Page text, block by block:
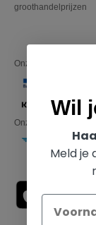
groothandelprijzen
Onze financiële
Onze transporteurs
Wil
Meld je